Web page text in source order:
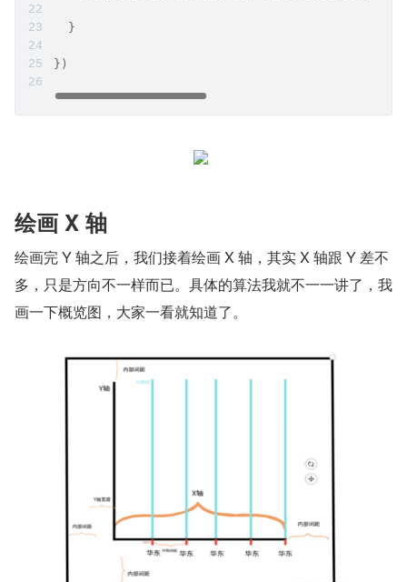
  }
})
绘画 X 轴
绘画完 Y 轴之后，我们接着绘画 X 轴，其实 X 轴跟 Y 差不
多，只是方向不一样而已。具体的算法我就不一一讲了，我
画一下概览图，大家一看就知道了。